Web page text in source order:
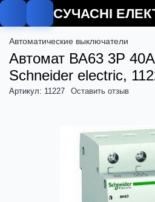
Автоматические выключатели
Автомат ВА63 3P
Schneider electric,
Артикул: 11227 Оставить отзыв